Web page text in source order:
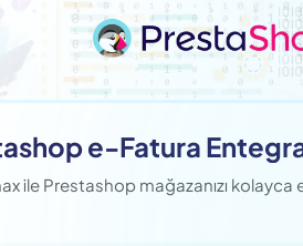
e-Fatura
ile Prestashop mağazanızı kolayca